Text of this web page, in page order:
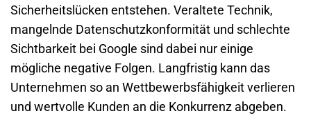
Sicherheitslücken entstehen. Veraltete Technik,
mangelnde Datenschutzkonformität und schlechte
Sichtbarkeit bei Google sind dabei nur einige
mögliche negative Folgen. Langfristig kann das
Unternehmen so an Wettbewerbsfähigkeit verlieren
und wertvolle Kunden an die Konkurrenz abgeben.